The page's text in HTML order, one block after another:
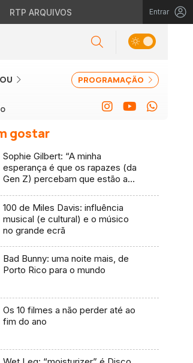
RTP ARQUIVOS Entrar
PROGRAMAÇÃO
gostar
Sophie Gilbert: “A minha
esperança é que os rapazes (da
Gen Z) percebam que estão a
100 de Miles Davis: influência
musical (e cultural) e o músico
no grande ecrã
Bad Bunny: uma noite mais, de
Porto Rico para o mundo
Os 10 filmes a não perder até ao
fim do ano